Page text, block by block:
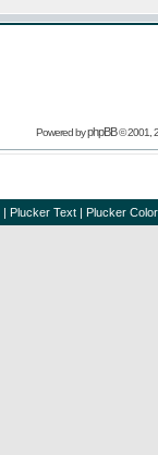
Powered byphpBB© 2001,
| Plucker Text | Plucker Color